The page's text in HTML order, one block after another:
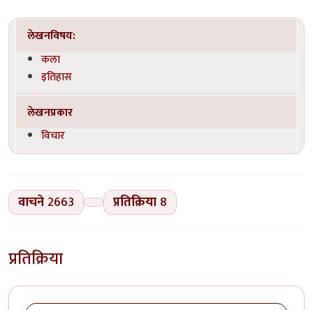
लेखनविषय:
कला
इतिहास
लेखनप्रकार
विचार
वाचने 2663 प्रतिक्रिया 8
प्रतिक्रिया